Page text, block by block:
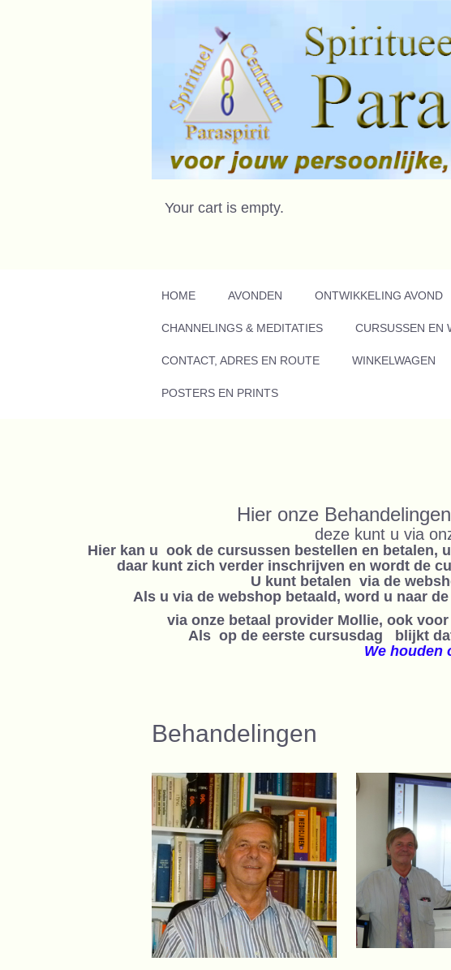
Your cart is empty.
HOME AVONDEN ONTWIKKELING AVOND
CHANNELINGS & MEDITATIES CURSUSSEN EN
CONTACT, ADRES EN ROUTE WINKELWAGEN
POSTERS EN PRINTS
Hier onze
deze kunt u via
Hier kan u ook de cursussen bestellen en betalen,
daar kunt zich verder inschrijven en wordt de
U kunt betalen via de
Als u via de webshop betaald, word u naar
via onze betaal provider Mollie, ook
Als op de eerste cursusdag blijkt
We houden
Behandelingen